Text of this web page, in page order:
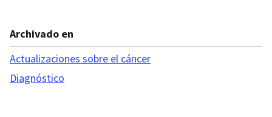
Archivado en
Actualizaciones sobre el cáncer
Diagnóstico